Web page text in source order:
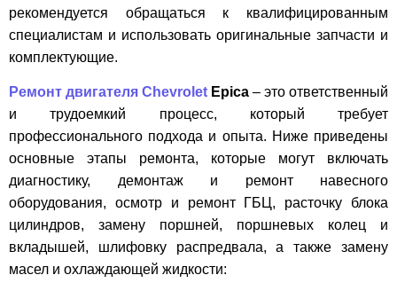
рекомендуется обращаться к квалифицированным
специалистам и использовать оригинальные запчасти и
комплектующие.
Ремонт двигателя Chevrolet Epica – это ответственный
и трудоемкий процесс, который требует
профессионального подхода и опыта. Ниже приведены
основные этапы ремонта, которые могут включать
диагностику, демонтаж и ремонт навесного
оборудования, осмотр и ремонт ГБЦ, расточку блока
цилиндров, замену поршней, поршневых колец и
вкладышей, шлифовку распредвала, а также замену
масел и охлаждающей жидкости: